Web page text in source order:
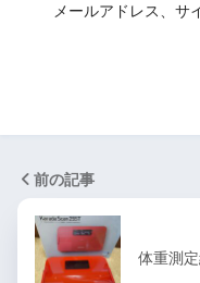
メールアドレス、サ
前の記事
体重測